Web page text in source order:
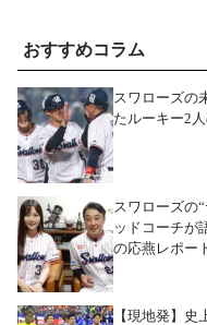
おすすめコラム
スワローズ
たルーキー2
スワローズの
ッドコーチが
の応燕レポー
【現地発】